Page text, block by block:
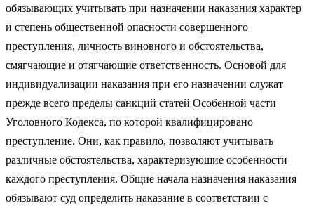
обязывающих учитывать при назначении наказания характер
и степень общественной опасности совершенного
преступления, личность виновного и обстоятельства,
смягчающие и отягчающие ответственность. Основой для
индивидуализации наказания при его назначении служат
прежде всего пределы санкций статей Особенной части
Уголовного Кодекса, по которой квалифицировано
преступление. Они, как правило, позволяют учитывать
различные обстоятельства, характеризующие особенности
каждого преступления. Общие начала назначения наказания
обязывают суд определить наказание в соответствии с